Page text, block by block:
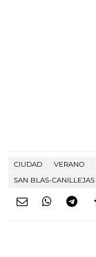
CIUDAD VERANO
SAN BLAS-CANILLEJAS